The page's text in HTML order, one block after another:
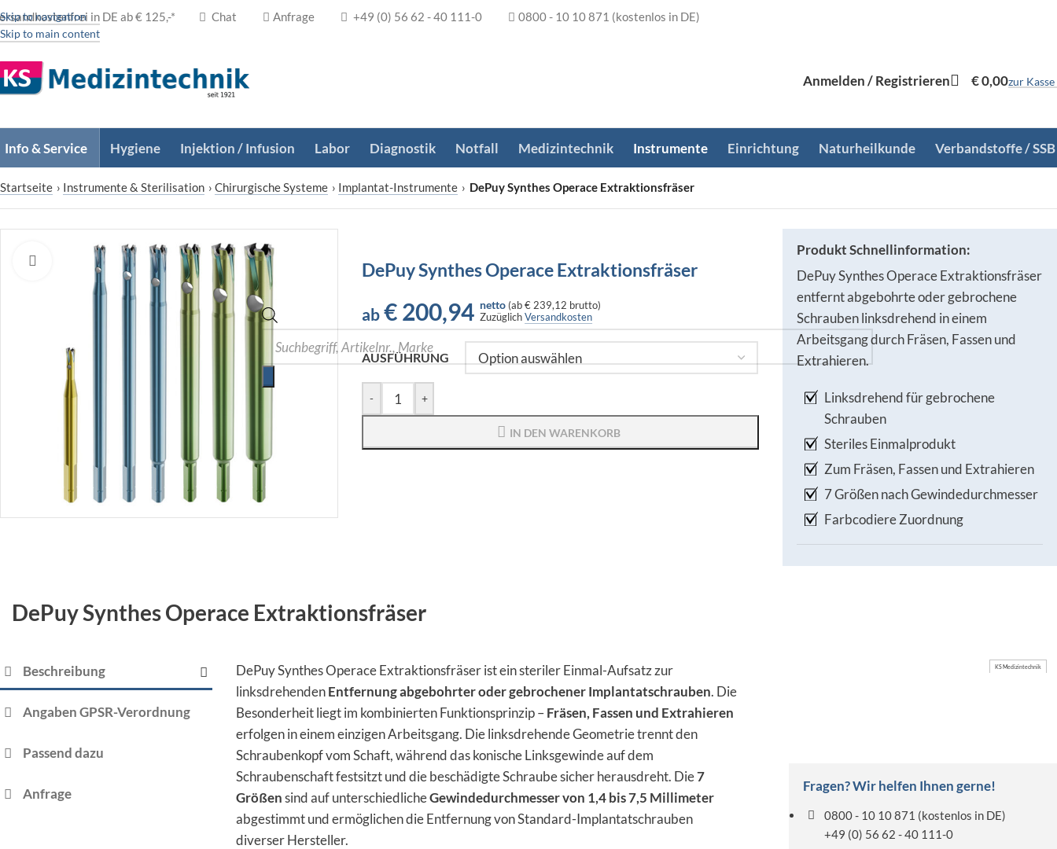
Skip to navigation
Skip to main content
in DE ab € 125,-* Chat Anfrage +49 (0) 56 62 - 40 111-0 0800 - 10 10 871 (kostenlos in DE)
Anmelden / Registrieren €0,00zur Kasse
Info & Service Hygiene Injektion / Infusion Labor Diagnostik Notfall Medizintechnik Instrumente Einrichtung Naturheilkunde Verbandstoffe / SSB
Startseite › Instrumente & Sterilisation › Chirurgische Systeme › Implantat-Instrumente › DePuy Synthes Operace Extraktionsfräser
Zum Vergrößern klicken DePuy Synthes Operace Extraktionsfräser
ab €200,94 netto (ab€ 239,12 brutto)
ZuzüglichVersandkosten
AUSFÜHRUNG
- +
IN DEN WARENKORB
Produkt Schnellinformation:
DePuy Synthes Operace Extraktionsfräser
entfernt abgebohrte oder gebrochene
Schrauben linksdrehend in einem
Arbeitsgang durch Fräsen, Fassen und
Extrahieren.
Linksdrehend für gebrochene
Schrauben
Steriles Einmalprodukt
Zum Fräsen, Fassen und Extrahieren
7 Größen nach Gewindedurchmesser
Farbcodiere Zuordnung
DePuy Synthes Operace Extraktionsfräser
Beschreibung
Angaben GPSR-Verordnung
Passend dazu
Anfrage
DePuy Synthes Operace Extraktionsfräser ist ein steriler Einmal-Aufsatz zur
linksdrehendenEntfernung abgebohrter oder gebrochener Implantatschrauben. Die
Besonderheit liegt im kombinierten Funktionsprinzip –Fräsen, Fassen und Extrahieren
erfolgen in einem einzigen Arbeitsgang. Die linksdrehende Geometrie trennt den
Schraubenkopf vom Schaft, während das konische Linksgewinde auf dem
Schraubenschaft festsitzt und die beschädigte Schraube sicher herausdreht. Die7
Größensind auf unterschiedlicheGewindedurchmesser von 1,4 bis 7,5 Millimeter
abgestimmt und ermöglichen die Entfernung von Standard-Implantatschrauben
diverser Hersteller.
KS Medizintechnik
Fragen? Wir helfen Ihnen gerne!
0800 - 10 10 871 (kostenlos in DE)
+49 (0) 56 62 - 40 111-0